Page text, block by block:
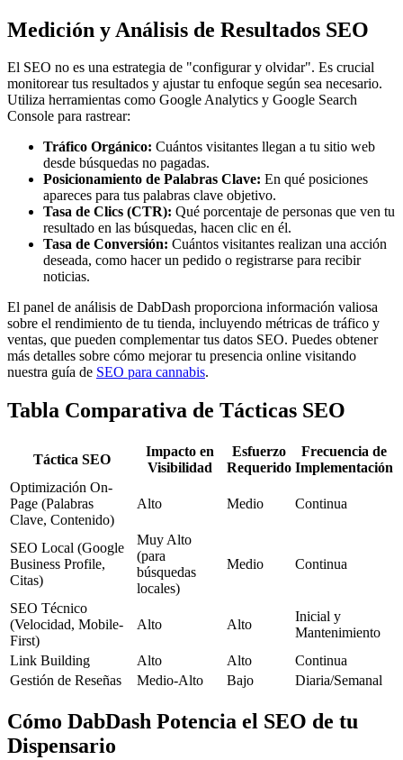
Medición y Análisis de Resultados SEO
El SEO no es una estrategia de "configurar y olvidar". Es crucial
monitorear tus resultados y ajustar tu enfoque según sea necesario.
Utiliza herramientas como Google Analytics y Google Search
Console para rastrear:
Tráfico Orgánico: Cuántos visitantes llegan a tu sitio web
desde búsquedas no pagadas.
Posicionamiento de Palabras Clave: En qué posiciones
apareces para tus palabras clave objetivo.
Tasa de Clics (CTR): Qué porcentaje de personas que ven tu
resultado en las búsquedas, hacen clic en él.
Tasa de Conversión: Cuántos visitantes realizan una acción
deseada, como hacer un pedido o registrarse para recibir
noticias.
El panel de análisis de DabDash proporciona información valiosa
sobre el rendimiento de tu tienda, incluyendo métricas de tráfico y
ventas, que pueden complementar tus datos SEO. Puedes obtener
más detalles sobre cómo mejorar tu presencia online visitando
nuestra guía de SEO para cannabis.
Tabla Comparativa de Tácticas SEO
Táctica SEO
Impacto en
Visibilidad
Esfuerzo
Requerido
Frecuencia de
Implementación
Optimización On-
Page (Palabras
Clave, Contenido)
Alto Medio Continua
SEO Local (Google
Business Profile,
Citas)
Muy Alto
(para
búsquedas
locales)
Medio Continua
SEO Técnico
(Velocidad, Mobile-
First)
Alto Alto
Inicial y
Mantenimiento
Link Building
Alto Alto
Continua
Gestión de Reseñas
Medio-Alto Bajo Diaria/Semanal
Cómo DabDash Potencia el SEO de tu
Dispensario